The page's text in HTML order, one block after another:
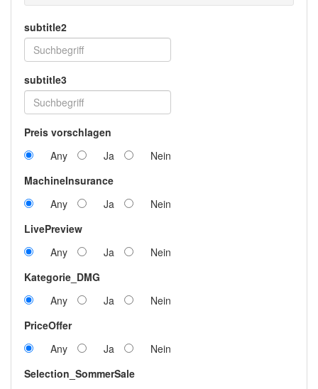
subtitle2
subtitle3
Preis vorschlagen
Any
Ja
Nein
MachineInsurance
Any
Ja
Nein
LivePreview
Any
Ja
Nein
Kategorie_DMG
Any
Ja
Nein
PriceOffer
Any
Ja
Nein
Selection_SommerSale